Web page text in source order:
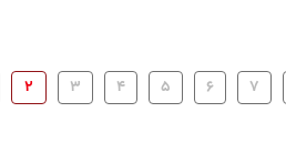
۲ ۳ ۴ ۵ ۶ ۷